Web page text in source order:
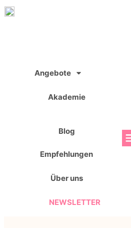
Zum
Angebote
Akademie
Blog
Empfehlungen
Über uns
NEWSLETTER